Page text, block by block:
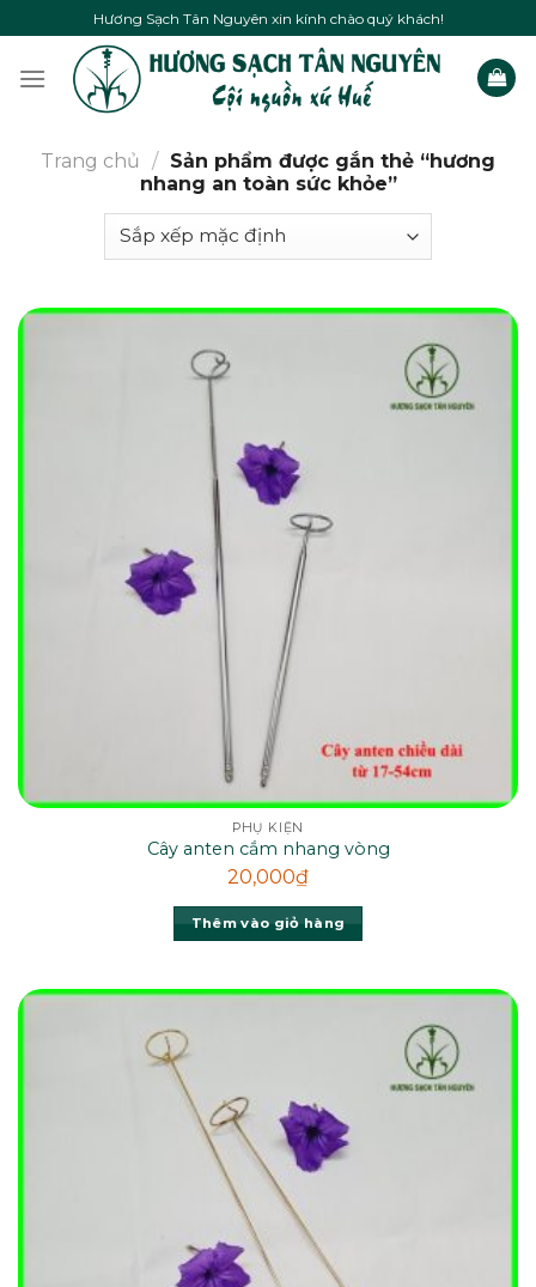
to
content
Hương Sạch Tân Nguyên xin kính chào quý khách!
Trang chủ / Sản phẩm được gắn thẻ “hương
nhang an toàn sức khỏe”
PHỤ KIỆN
Cây anten cắm nhang vòng
20,000₫
Thêm vào giỏ hàng